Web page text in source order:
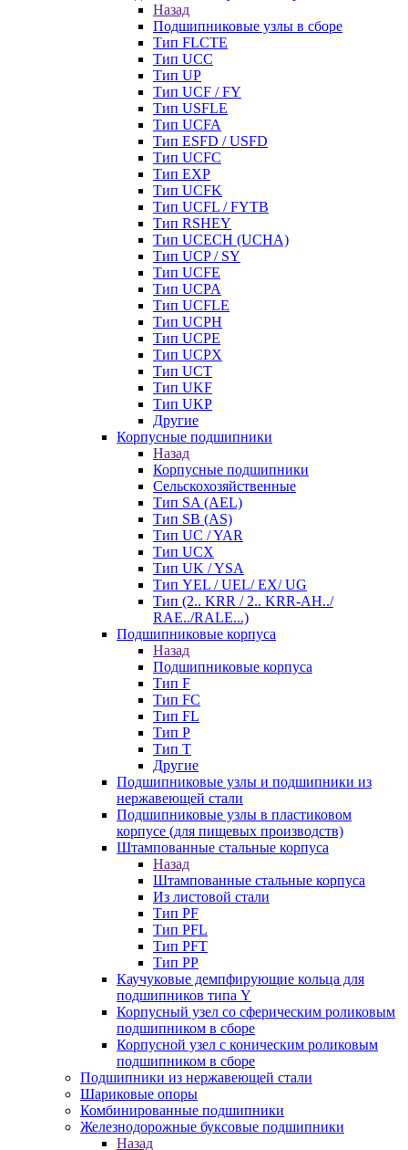
Назад
Подшипниковые узлы в сборе
Тип FLCTE
Тип UCC
Тип UP
Тип UCF / FY
Тип USFLE
Тип UCFA
Тип ESFD / USFD
Тип UCFC
Тип EXP
Тип UCFK
Тип UCFL / FYTB
Тип RSHEY
Тип UCECH (UCHA)
Тип UCP / SY
Тип UCFE
Тип UCPA
Тип UCFLE
Тип UCPH
Тип UCPE
Тип UCPX
Тип UCT
Тип UKF
Тип UKP
Другие
Корпусные подшипники
Назад
Корпусные подшипники
Сельскохозяйственные
Тип SA (AEL)
Тип SB (AS)
Тип UC / YAR
Тип UCX
Тип UK / YSA
Тип YEL / UEL/ EX/ UG
Тип (2.. KRR / 2.. KRR-AH../
RAE../RALE...)
Подшипниковые корпуса
Назад
Подшипниковые корпуса
Тип F
Тип FC
Тип FL
Тип P
Тип T
Другие
Подшипниковые узлы и подшипники из
нержавеющей стали
Подшипниковые узлы в пластиковом
корпусе (для пищевых производств)
Штампованные стальные корпуса
Назад
Штампованные стальные корпуса
Из листовой стали
Тип PF
Тип PFL
Тип PFT
Тип PP
Каучуковые демпфирующие кольца для
подшипников типа Y
Корпусный узел со сферическим роликовым
подшипником в сборе
Корпусной узел с коническим роликовым
подшипником в сборе
Подшипники из нержавеющей стали
Шариковые опоры
Комбинированные подшипники
Железнодорожные буксовые подшипники
Назад